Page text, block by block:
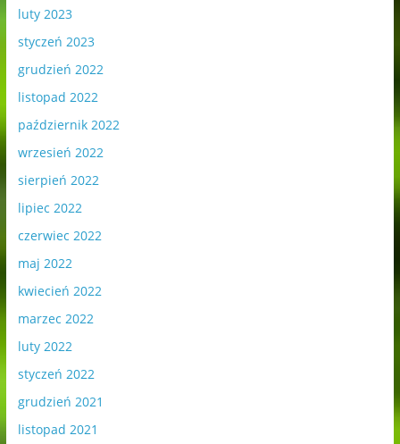
luty 2023
styczeń 2023
grudzień 2022
listopad 2022
październik 2022
wrzesień 2022
sierpień 2022
lipiec 2022
czerwiec 2022
maj 2022
kwiecień 2022
marzec 2022
luty 2022
styczeń 2022
grudzień 2021
listopad 2021